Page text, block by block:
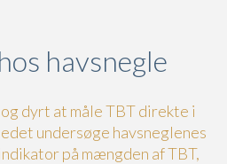
havsnegle
dyrt at måle TBT direkte i
undersøge havsneglenes
på mængden af TBT,